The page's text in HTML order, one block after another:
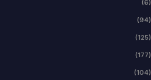
(6)
(94)
(125)
(177)
(104)